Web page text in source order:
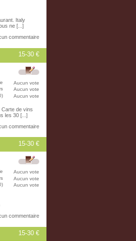
Italy
ne [...]
commentaire
15-30 €
Aucun vote
Aucun vote
Aucun vote
Carte de vins
les 30 [...]
commentaire
15-30 €
Aucun vote
Aucun vote
Aucun vote
commentaire
15-30 €